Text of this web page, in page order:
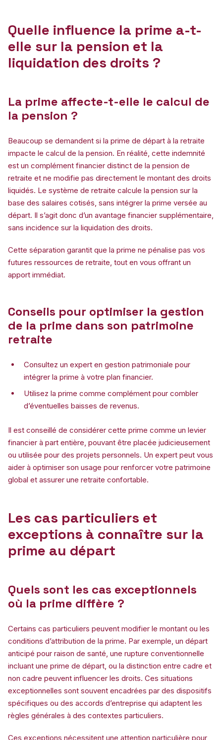
Quelle influence la prime a-t-
elle sur la pension et la
liquidation des droits ?
La prime affecte-t-elle le calcul de
la pension ?
Beaucoup se demandent si la prime de départ à la retraite
impacte le calcul de la pension. En réalité, cette indemnité
est un complément financier distinct de la pension de
retraite et ne modifie pas directement le montant des droits
liquidés. Le système de retraite calcule la pension sur la
base des salaires cotisés, sans intégrer la prime versée au
départ. Il s’agit donc d’un avantage financier supplémentaire,
sans incidence sur la liquidation des droits.
Cette séparation garantit que la prime ne pénalise pas vos
futures ressources de retraite, tout en vous offrant un
apport immédiat.
Conseils pour optimiser la gestion
de la prime dans son patrimoine
retraite
Consultez un expert en gestion patrimoniale pour
intégrer la prime à votre plan financier.
Utilisez la prime comme complément pour combler
d’éventuelles baisses de revenus.
Il est conseillé de considérer cette prime comme un levier
financier à part entière, pouvant être placée judicieusement
ou utilisée pour des projets personnels. Un expert peut vous
aider à optimiser son usage pour renforcer votre patrimoine
global et assurer une retraite confortable.
Les cas particuliers et
exceptions à connaître sur la
prime au départ
Quels sont les cas exceptionnels
où la prime diffère ?
Certains cas particuliers peuvent modifier le montant ou les
conditions d’attribution de la prime. Par exemple, un départ
anticipé pour raison de santé, une rupture conventionnelle
incluant une prime de départ, ou la distinction entre cadre et
non cadre peuvent influencer les droits. Ces situations
exceptionnelles sont souvent encadrées par des dispositifs
spécifiques ou des accords d’entreprise qui adaptent les
règles générales à des contextes particuliers.
Ces exceptions nécessitent une attention particulière pour